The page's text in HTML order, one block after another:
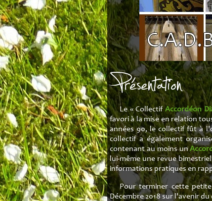
Présentation
Le « CollectifAccordéon
favori à la mise en relation
années 90, le collectif fût à
collectif a également
contenant au moins un
lui-même une revue
informations pratiques en
Pour terminer cette
Décembre 2018 sur l'avenir du